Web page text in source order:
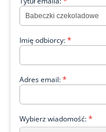
Imię odbiorcy:*
Adres email:*
Wybierz wiadomość:*